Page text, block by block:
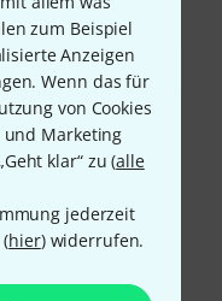
zum Beispiel
Anzeigen
Wenn das für
von Cookies
und Marketing
klar“ zu (alle
jederzeit
hier) widerrufen.
Nachnahme,
Sofort bezahlen